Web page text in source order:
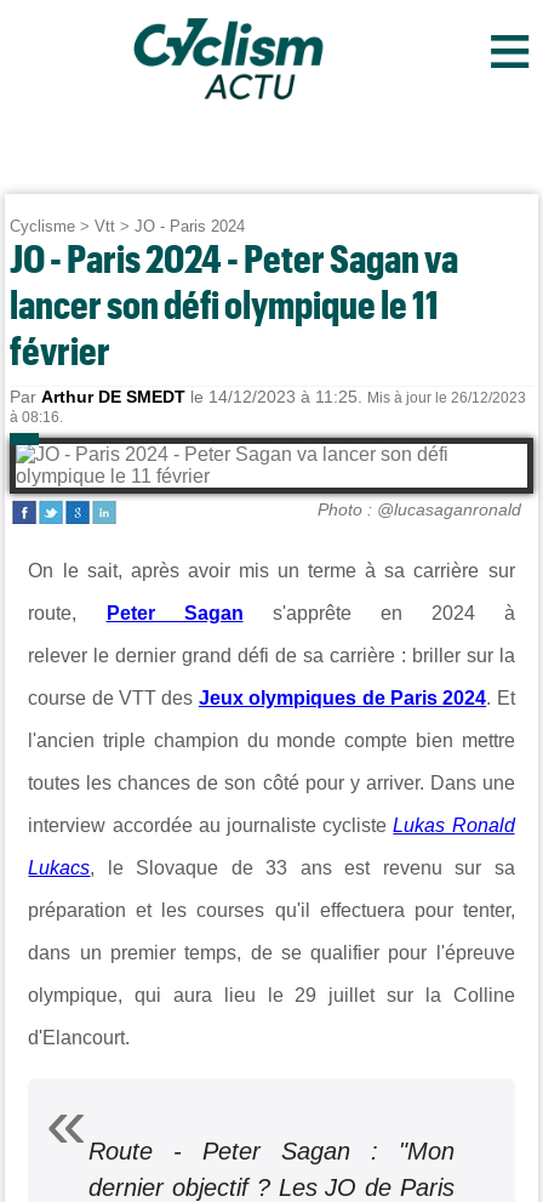
≡
Cyclisme >Vtt >JO - Paris 2024
JO - Paris 2024 - Peter Sagan va
lancer son défi olympique le 11
février
ParArthur DE SMEDT le 14/12/2023 à 11:25.
Mis à jour le 26/12/2023
à 08:16.
Photo : @lucasaganronald
On le sait, après avoir mis un terme à sa carrière sur
route, Peter Sagan s'apprête en 2024 à
relever le dernier grand défi de sa carrière : briller sur la
course de VTT des Jeux olympiques de Paris 2024. Et
l'ancien triple champion du monde compte bien mettre
toutes les chances de son côté pour y arriver. Dans une
interview accordée au journaliste cyclisteLukas Ronald
Lukacs, le Slovaque de 33 ans est revenu sur sa
préparation et les courses qu'il effectuera pour tenter,
dans un premier temps, de se qualifier pour l'épreuve
olympique, qui aura lieu le 29 juillet sur la Colline
d'Elancourt.
Route - Peter Sagan : "Mon
dernier objectif ? Les JO de Paris